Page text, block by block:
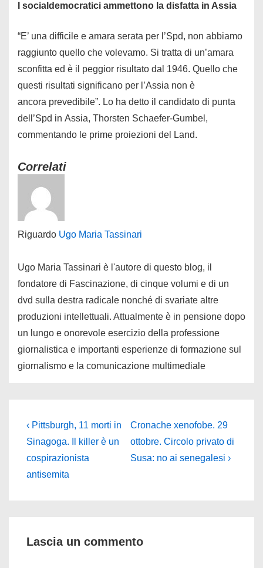
I socialdemocratici ammettono la disfatta in Assia
“E’ una difficile e amara serata per l’Spd, non abbiamo
raggiunto quello che volevamo. Si tratta di un’amara
sconfitta ed è il peggior risultato dal 1946. Quello che
questi risultati significano per l’Assia non è
ancora prevedibile”. Lo ha detto il candidato di punta
dell’Spd in Assia, Thorsten Schaefer-Gumbel,
commentando le prime proiezioni del Land.
Correlati
Riguardo Ugo Maria Tassinari
Ugo Maria Tassinari è l'autore di questo blog, il
fondatore di Fascinazione, di cinque volumi e di un
dvd sulla destra radicale nonché di svariate altre
produzioni intellettuali. Attualmente è in pensione dopo
un lungo e onorevole esercizio della professione
giornalistica e importanti esperienze di formazione sul
giornalismo e la comunicazione multimediale
Navigazione
articoli
L'articolo
precedente
è
‹ Pittsburgh, 11 morti in
Sinagoga. Il killer è un
cospirazionista
antisemita
Il
prossimo
articolo
Cronache xenofobe. 29
ottobre. Circolo privato di
Susa: no ai senegalesi ›
Lascia un commento